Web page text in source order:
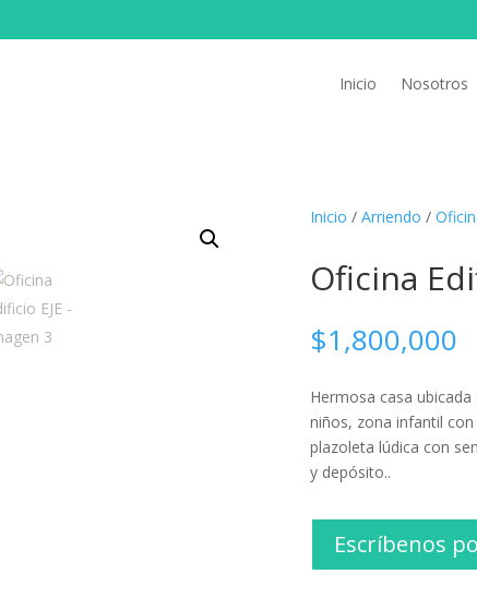
Inicio Nosotros
Inicio / Arriendo /
Oficina
$1,800,000
Hermosa casa
niños, zona infantil
plazoleta lúdica con
y depósito..
Escríbenos